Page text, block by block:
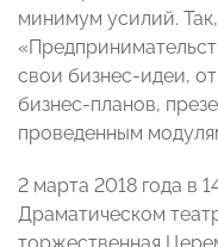
минимум усилий.
свои бизнес-идеи,
бизнес-планов,
проведенным
2 марта 2018 года в
Драматическом